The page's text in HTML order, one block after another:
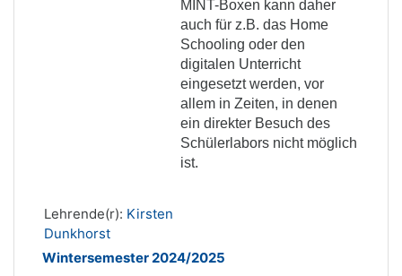
MINT-Boxen kann daher
auch für z.B. das Home
Schooling oder den
digitalen Unterricht
eingesetzt werden, vor
allem in Zeiten, in denen
ein direkter Besuch des
Schülerlabors nicht möglich
ist.
Lehrende(r): Kirsten
Dunkhorst
Wintersemester 2024/2025